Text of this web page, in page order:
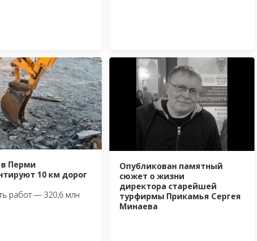
Перми
10 км дорог
работ — 320,6 млн
Опубликован памятный
сюжет о жизни
директора старейшей
турфирмы Прикамья Сергея
Минаева